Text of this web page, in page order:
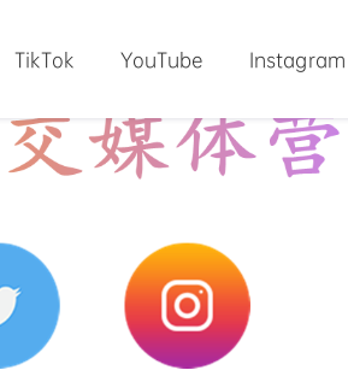
TikTok YouTube Instagram